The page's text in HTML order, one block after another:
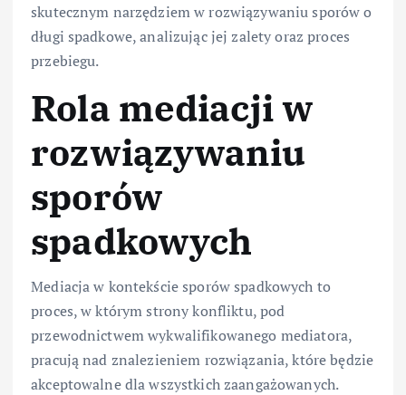
skutecznym narzędziem w rozwiązywaniu sporów o
długi spadkowe, analizując jej zalety oraz proces
przebiegu.
Rola mediacji w
rozwiązywaniu
sporów
spadkowych
Mediacja w kontekście sporów spadkowych to
proces, w którym strony konfliktu, pod
przewodnictwem wykwalifikowanego mediatora,
pracują nad znalezieniem rozwiązania, które będzie
akceptowalne dla wszystkich zaangażowanych.